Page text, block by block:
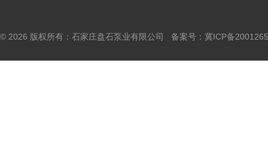
© 2026 版权所有：石家庄盘石泵业有限公司 备案号： 冀ICP备